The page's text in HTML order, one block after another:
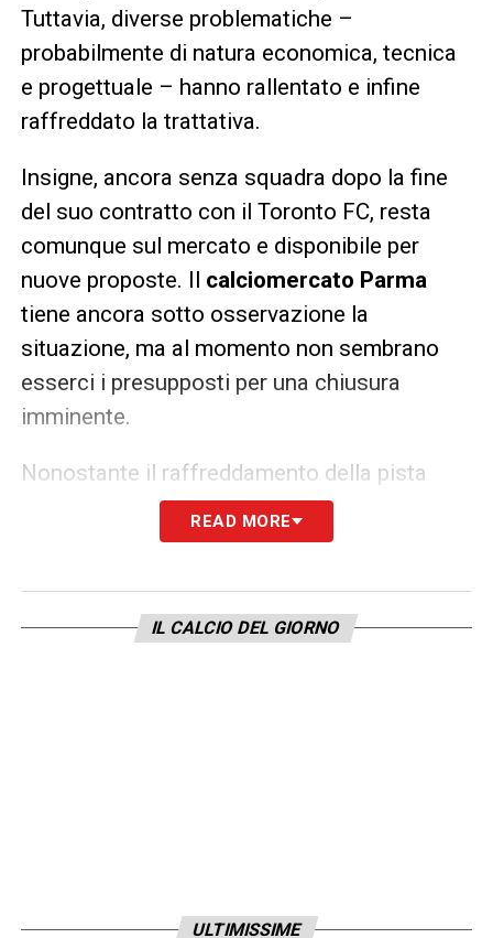
Tuttavia, diverse problematiche –
probabilmente di natura economica, tecnica
e progettuale – hanno rallentato e infine
raffreddato la trattativa.
Insigne, ancora senza squadra dopo la fine
del suo contratto con il Toronto FC, resta
comunque sul mercato e disponibile per
nuove proposte. Il calciomercato Parma
tiene ancora sotto osservazione la
situazione, ma al momento non sembrano
esserci i presupposti per una chiusura
imminente.
Nonostante il raffreddamento della pista
Insigne, il club ducale non ferma la propria
attività sul mercato. La dirigenza è infatti al
possano garantire esperienza e qualità al
reparto offensivo. La ricerca di profili
READ MORE
IL CALCIO DEL GIORNO
ULTIMISSIME